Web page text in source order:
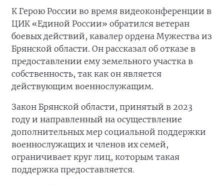
К Герою России во время видеоконференции в
ЦИК «Единой России» обратился ветеран
боевых действий, кавалер ордена Мужества из
Брянской области. Он рассказал об отказе в
предоставлении ему земельного участка в
собственность, так как он является
действующим военнослужащим.
Закон Брянской области, принятый в 2023
году и направленный на осуществление
дополнительных мер социальной поддержки
военнослужащих и членов их семей,
ограничивает круг лиц, которым такая
поддержка предоставляется.